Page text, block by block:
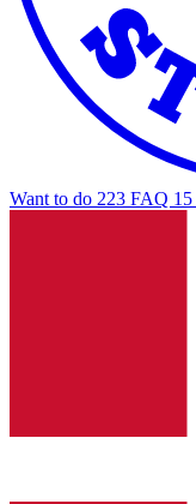
Want to do 223 FAQ 15